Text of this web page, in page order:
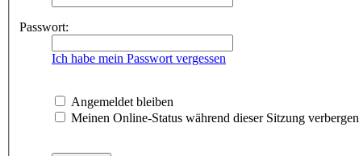
Passwort:
Ich habe mein Passwort vergessen
Angemeldet bleiben
Meinen Online-Status während dieser Sitzung verbergen